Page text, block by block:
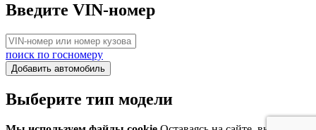
Введите VIN-номер
поиск по госномеру
Добавить автомобиль
Выберите тип модели